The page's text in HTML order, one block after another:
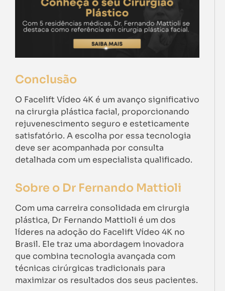
Conclusão
O Facelift Vídeo 4K é um avanço significativo
na cirurgia plástica facial, proporcionando
rejuvenescimento seguro e esteticamente
satisfatório. A escolha por essa tecnologia
deve ser acompanhada por consulta
detalhada com um especialista qualificado.
Sobre o Dr Fernando Mattioli
Com uma carreira consolidada em cirurgia
plástica, Dr Fernando Mattioli é um dos
líderes na adoção do Facelift Vídeo 4K no
Brasil. Ele traz uma abordagem inovadora
que combina tecnologia avançada com
técnicas cirúrgicas tradicionais para
maximizar os resultados dos seus pacientes.